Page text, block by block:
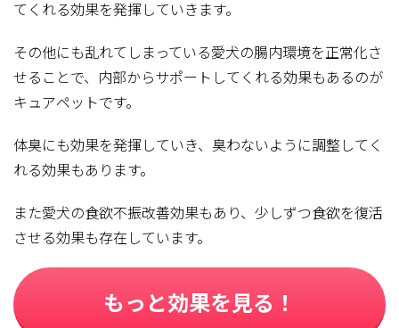
てくれる効果を発揮していきます。
その他にも乱れてしまっている愛犬の腸内環境を正常化さ
せることで、内部からサポートしてくれる効果もあるのが
キュアペットです。
体臭にも効果を発揮していき、臭わないように調整してく
れる効果もあります。
また愛犬の食欲不振改善効果もあり、少しずつ食欲を復活
させる効果も存在しています。
もっと効果を見る！